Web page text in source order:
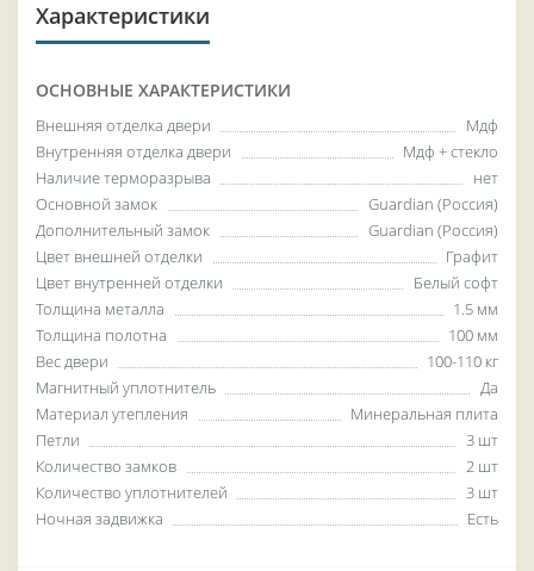
Характеристики
ОСНОВНЫЕ ХАРАКТЕРИСТИКИ
Внешняя отделка двери
Мдф
Внутренняя отделка двери
Мдф + стекло
Наличие терморазрыва
нет
Основной замок
Guardian (Россия)
Дополнительный замок
Guardian (Россия)
Цвет внешней отделки
Графит
Цвет внутренней отделки
Белый софт
Толщина металла
1.5 мм
Толщина полотна
100 мм
Вес двери
100-110 кг
Магнитный уплотнитель
Да
Материал утепления
Минеральная плита
Петли
3 шт
Количество замков
2 шт
Количество уплотнителей
3 шт
Ночная задвижка
Есть